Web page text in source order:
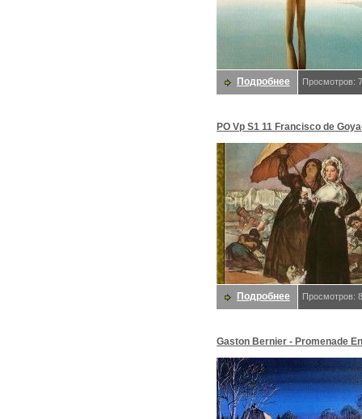
Подробнее Просмотров:
PO Vp S1 11 Francisco de
jeunesse. Гойя и Люсьентес,
Франсиско де
Подробнее Просмотров:
Gaston Bernier - Promenade
De. Бернье, Гастон